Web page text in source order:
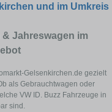
und im Umkreis
Jahreswagen im
Gelsenkirchen.de gezielt
als Gebrauchtwagen oder
VW ID. Buzz Fahrzeuge in
sind.